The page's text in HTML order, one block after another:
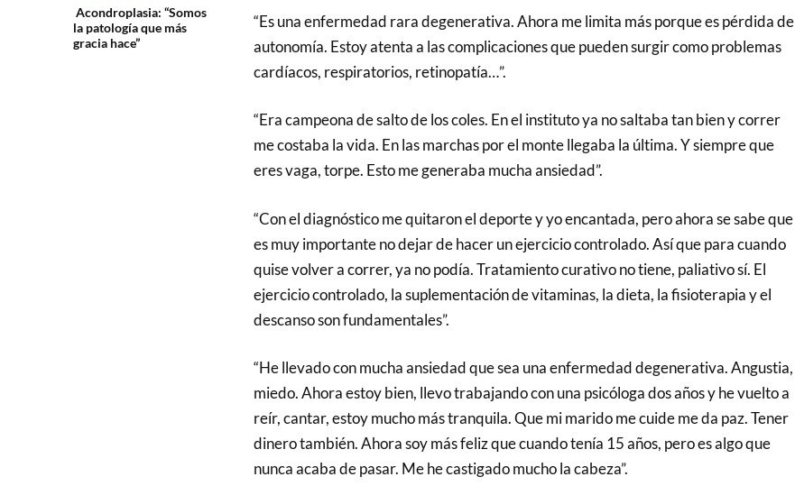
Acondroplasia: “Somos
la patología que más
gracia hace”
“Es una enfermedad rara degenerativa. Ahora me limita más porque es pérdida de
autonomía. Estoy atenta a las complicaciones que pueden surgir como problemas
cardíacos, respiratorios, retinopatía…”.
“Era campeona de salto de los coles. En el instituto ya no saltaba tan bien y correr
me costaba la vida. En las marchas por el monte llegaba la última. Y siempre que
eres vaga, torpe. Esto me generaba mucha ansiedad”.
“Con el diagnóstico me quitaron el deporte y yo encantada, pero ahora se sabe que
es muy importante no dejar de hacer un ejercicio controlado. Así que para cuando
quise volver a correr, ya no podía. Tratamiento curativo no tiene, paliativo sí. El
ejercicio controlado, la suplementación de vitaminas, la dieta, la fisioterapia y el
descanso son fundamentales”.
“He llevado con mucha ansiedad que sea una enfermedad degenerativa. Angustia,
miedo. Ahora estoy bien, llevo trabajando con una psicóloga dos años y he vuelto a
reír, cantar, estoy mucho más tranquila. Que mi marido me cuide me da paz. Tener
dinero también. Ahora soy más feliz que cuando tenía 15 años, pero es algo que
nunca acaba de pasar. Me he castigado mucho la cabeza”.